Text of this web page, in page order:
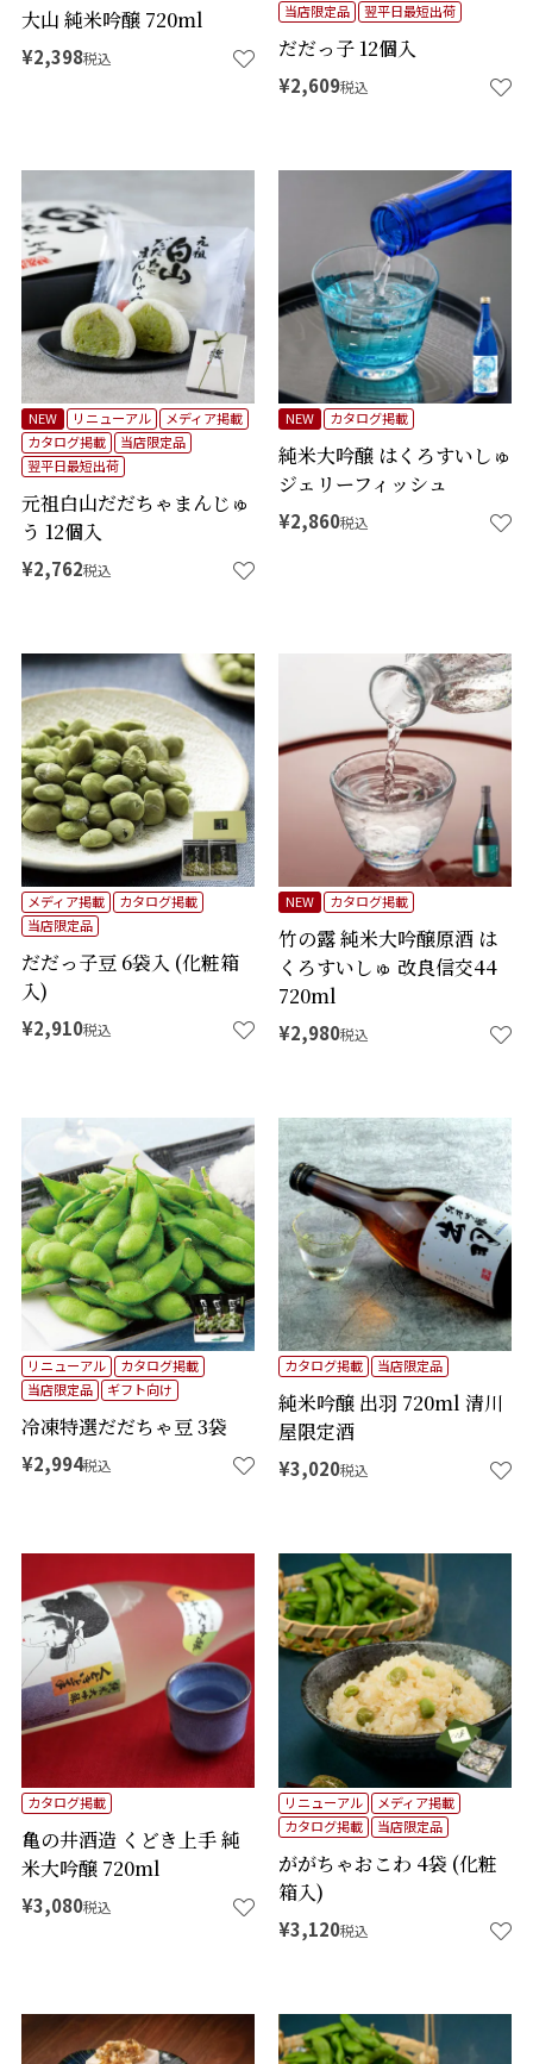
大山 純米吟醸 720ml
¥2,398税込 だだっ子 12個入
当店限定品
翌平日最短出荷
¥2,609税込
元祖白山だだちゃまんじゅ
う 12個入
NEW リニューアル
メディア掲載
カタログ掲載
当店限定品
翌平日最短出荷
¥2,762税込
純米大吟醸 はくろすいしゅ
ジェリーフィッシュ
NEW カタログ掲載
¥2,860税込
だだっ子豆 6袋入 (化粧箱
入)
メディア掲載
カタログ掲載
当店限定品
¥2,910税込
竹の露 純米大吟醸原酒 は
くろすいしゅ 改良信交44
720ml
NEW カタログ掲載
¥2,980税込
冷凍特選だだちゃ豆 3袋
リニューアル
カタログ掲載
当店限定品
ギフト向け
¥2,994税込
純米吟醸 出羽 720ml 清川
屋限定酒
カタログ掲載 当店限定品
¥3,020税込
亀の井酒造 くどき上手 純
米大吟醸 720ml
カタログ掲載
¥3,080税込
ががちゃおこわ 4袋 (化粧
箱入)
リニューアル
メディア掲載
カタログ掲載
当店限定品
¥3,120税込